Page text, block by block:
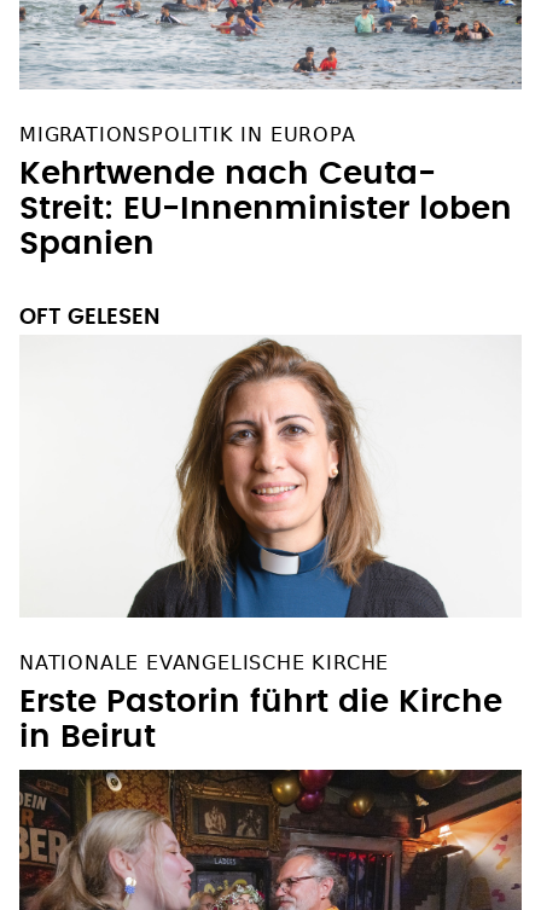
MIGRATIONSPOLITIK IN EUROPA
Kehrtwende nach Ceuta-
Streit: EU-Innenminister loben
Spanien
OFT GELESEN
NATIONALE EVANGELISCHE KIRCHE
Erste Pastorin führt die Kirche
in Beirut